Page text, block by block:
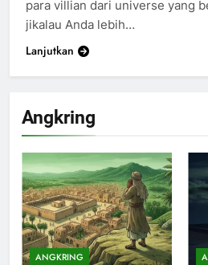
Angkring
ANGKRING
200
201
Khutbah
Seebagai
KHUTBAH
para villian dari universe yang
jikalau Anda lebih…
Lanjutkan